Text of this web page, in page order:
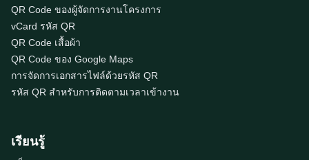
QR Code ของผู้จัดการงานโครงการ
vCard รหัส QR
QR Code เสื้อผ้า
QR Code ของ Google Maps
การจัดการเอกสารไฟล์ด้วยรหัส QR
รหัส QR สำหรับการติดตามเวลาเข้างาน
เรียนรู้